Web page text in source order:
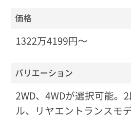
価格
1322万4199円〜
バリエーション
2WD、4WDが選択可能。
ル、リヤエントランスモ